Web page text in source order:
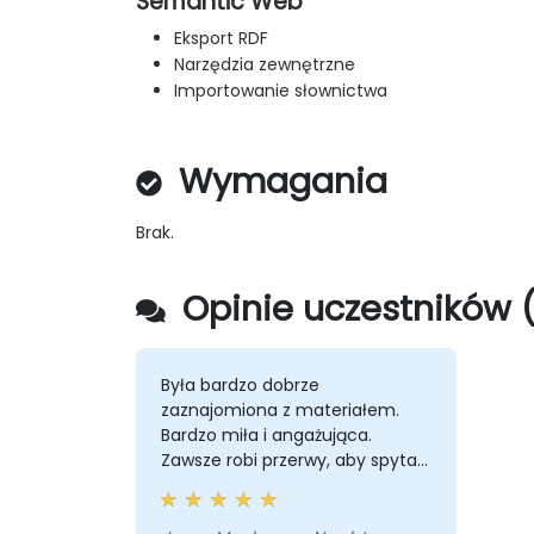
Eksport RDF
Narzędzia zewnętrzne
Importowanie słownictwa
Wymagania
Brak.
Opinie uczestników
Była bardzo dobrze
zaznajomiona z materiałem.
Bardzo miła i angażująca.
Zawsze robi przerwy, aby spytać,
czy są jakieś pytania lub
wyjaśnienia.